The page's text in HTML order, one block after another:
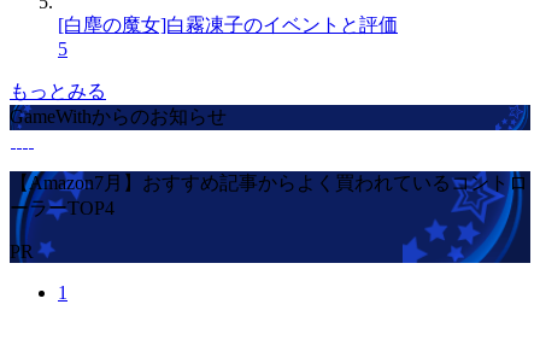
[白塵の魔女]白霧凍子のイベントと評価
5
もっとみる
GameWithからのお知らせ
【Amazon7月】おすすめ記事からよく買われているコントロ
ーラーTOP4
PR
1